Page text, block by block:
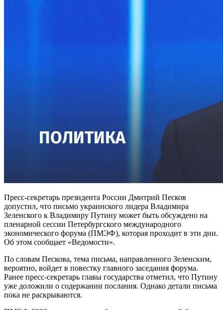
Пресс-секретарь президента России Дмитрий Песков
допустил, что письмо украинского лидера Владимира
Зеленского к Владимиру Путину может быть обсуждено на
пленарной сессии Петербургского международного
экономического форума (ПМЭФ), которая проходит в эти дни.
Об этом сообщает «Ведомости».
По словам Пескова, тема письма, направленного Зеленским,
вероятно, войдет в повестку главного заседания форума.
Ранее пресс-секретарь главы государства отметил, что Путину
уже доложили о содержании послания. Однако детали письма
пока не раскрываются.